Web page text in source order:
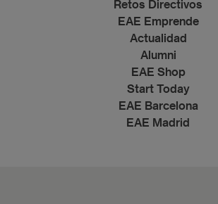
Retos Directivos
EAE Emprende
Actualidad
Alumni
EAE Shop
Start Today
EAE Barcelona
EAE Madrid